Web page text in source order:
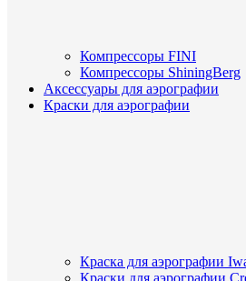
Компрессоры FINI
Компрессоры ShiningBerg
Аксессуары для аэрографии
Краски для аэрографии
Краска для аэрографии
Краски для аэрографии